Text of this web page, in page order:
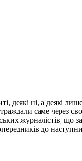
ні, а деякі
саме через
журналістів, що
до
із 90-х і аж